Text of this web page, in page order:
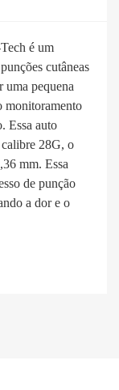
é um
cutâneas
uma pequena
monitoramento
Essa auto
calibre 28G, o
mm. Essa
de punção
a dor e o